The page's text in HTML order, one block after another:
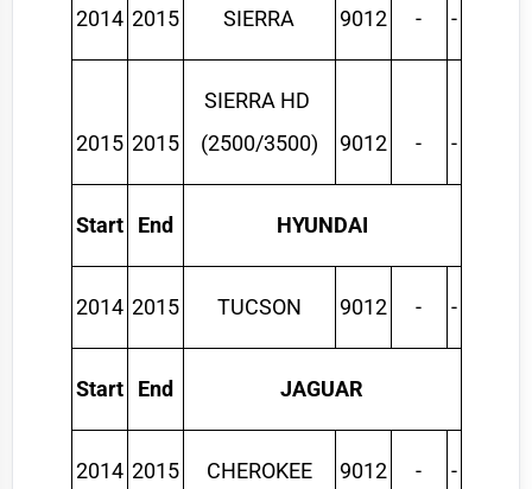
2014 2015 SIERRA 9012 - -
2015 2015
SIERRA HD
(2500/3500)
9012 - -
Start End HYUNDAI
2014 2015 TUCSON 9012 - -
Start End JAGUAR
2014 2015 CHEROKEE 9012 - -